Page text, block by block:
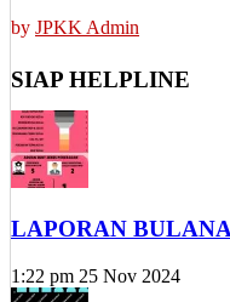
by JPKK Admin
SIAP HELPLINE
LAPORAN
1:22 pm 25 Nov 2024